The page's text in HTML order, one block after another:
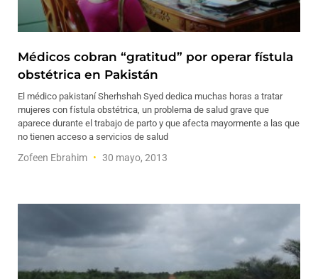
Médicos cobran “gratitud” por operar fístula
obstétrica en Pakistán
El médico pakistaní Sherhshah Syed dedica muchas horas a tratar
mujeres con fístula obstétrica, un problema de salud grave que
aparece durante el trabajo de parto y que afecta mayormente a las que
no tienen acceso a servicios de salud
Zofeen Ebrahim 30 mayo, 2013